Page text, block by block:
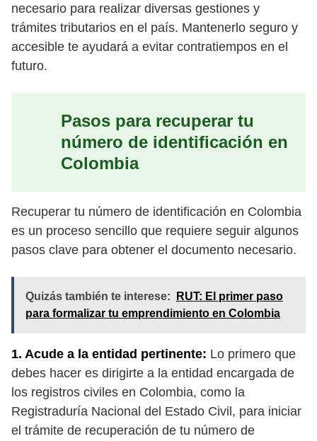
necesario para realizar diversas gestiones y
trámites tributarios en el país. Mantenerlo seguro y
accesible te ayudará a evitar contratiempos en el
futuro.
Pasos para recuperar tu
número de identificación en
Colombia
Recuperar tu número de identificación en Colombia
es un proceso sencillo que requiere seguir algunos
pasos clave para obtener el documento necesario.
Quizás también te interese:
RUT: El primer paso
para formalizar tu emprendimiento en Colombia
1. Acude a la entidad pertinente: Lo primero que
debes hacer es dirigirte a la entidad encargada de
los registros civiles en Colombia, como la
Registraduría Nacional del Estado Civil, para iniciar
el trámite de recuperación de tu número de